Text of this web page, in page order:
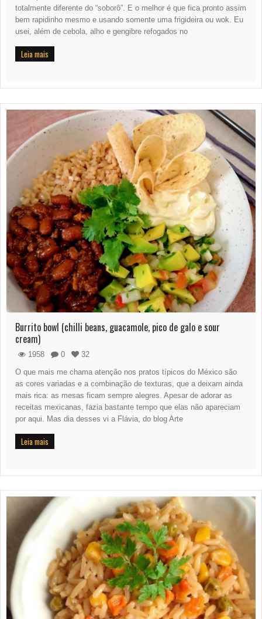
totalmente diferente do “soborô”. E o melhor é que fica pronto assim
bem rapidinho mesmo e usando somente uma frigideira ou wok. Eu
usei, além de cebola, alho e gengibre refogados no
Leia mais
Burrito bowl (chilli beans, guacamole, pico de galo e sour
cream)
1958 0
32
O que mais me chama atenção nos pratos típicos do México são
as cores variadas e a combinação de texturas, que a deixam ainda
mais rica: as mesas ficam sempre alegres. Apesar de adorar as
receitas mexicanas, fazia bastante tempo que elas não apareciam
por aqui. Mas dia desses vi a Flávia, do blog Arte
Leia mais